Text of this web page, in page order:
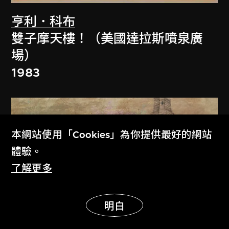
亨利．科布
雙子摩天樓！（美國達拉斯噴泉廣
場）
1983
本網站使用「Cookies」為你提供最好的網站
體驗。
了解更多
明白
展示更多